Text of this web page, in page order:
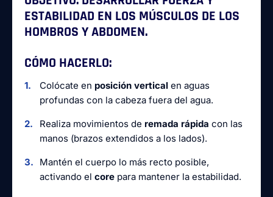
ESTABILIDAD EN LOS MÚSCULOS DE LOS
HOMBROS Y ABDOMEN.
CÓMO HACERLO:
Colócate en posición vertical en aguas
profundas con la cabeza fuera del agua.
Realiza movimientos de remada rápida con las
manos (brazos extendidos a los lados).
Mantén el cuerpo lo más recto posible,
activando el core para mantener la estabilidad.